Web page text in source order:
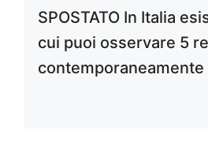
SPOSTATO In Italia
cui puoi osservare 5
contemporaneamente